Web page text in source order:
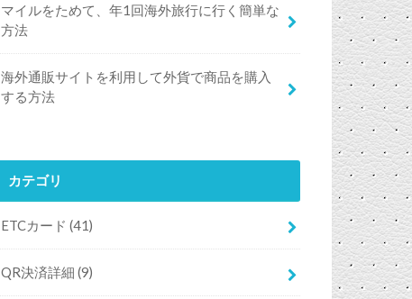
マイルをためて、年1回海外旅行に行く簡単な
方法
海外通販サイトを利用して外貨で商品を購入
する方法
カテゴリ
ETCカード(41)
QR決済詳細(9)